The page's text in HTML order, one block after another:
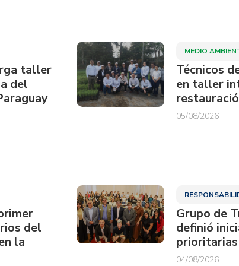
taller
del
MEDIO
Técnicos
en taller
05/08/2026
del
la
Grupo de
definió
04/08/2026